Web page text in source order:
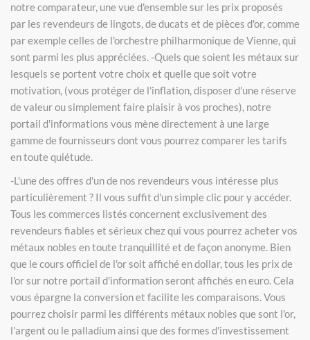
notre comparateur, une vue d'ensemble sur les prix proposés
par les revendeurs de lingots, de ducats et de pièces d'or, comme
par exemple celles de l'orchestre philharmonique de Vienne, qui
sont parmi les plus appréciées. -Quels que soient les métaux sur
lesquels se portent votre choix et quelle que soit votre
motivation, (vous protéger de l'inflation, disposer d'une réserve
de valeur ou simplement faire plaisir à vos proches), notre
portail d'informations vous mène directement à une large
gamme de fournisseurs dont vous pourrez comparer les tarifs
en toute quiétude.
-L'une des offres d'un de nos revendeurs vous intéresse plus
particulièrement ? Il vous suffit d'un simple clic pour y accéder.
Tous les commerces listés concernent exclusivement des
revendeurs fiables et sérieux chez qui vous pourrez acheter vos
métaux nobles en toute tranquillité et de façon anonyme. Bien
que le cours officiel de l'or soit affiché en dollar, tous les prix de
l'or sur notre portail d'information seront affichés en euro. Cela
vous épargne la conversion et facilite les comparaisons. Vous
pourrez choisir parmi les différents métaux nobles que sont l'or,
l'argent ou le palladium ainsi que des formes d'investissement